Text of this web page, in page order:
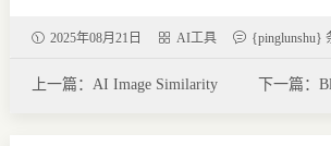
2025年08月21日 AI工具 {pinglunshu}
上一篇：AI Image Similarity
下一篇：